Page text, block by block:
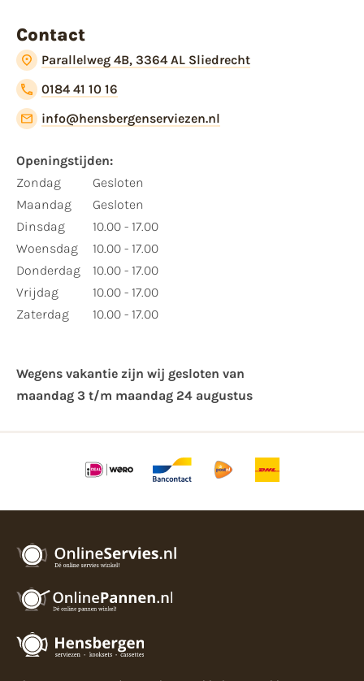
Contact
Parallelweg 4B, 3364 AL Sliedrecht
0184 41 10 16
info@hensbergenserviezen.nl
Openingstijden:
Zondag
Maandag
Dinsdag
Woensdag
Donderdag
Vrijdag
Zaterdag
Gesloten
Gesloten
10.00 - 17.00
10.00 - 17.00
10.00 - 17.00
10.00 - 17.00
10.00 - 17.00
Wegens vakantie zijn wij gesloten van ​
maandag 3 t/m maandag 24 augustus